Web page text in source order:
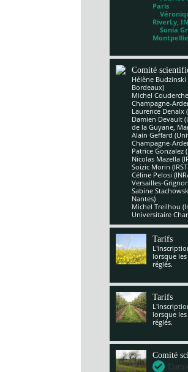
Paris
RiverLy,
Sonia
Comité
Hélène
Bordeaux)
Michel
Champagne-
Laurence Denaix
Damien Devault
de la Guyane,
Alain Geffard
Champagne-
Patrice Gonzalez
Nicolas Mazella
Soizic Morin
Céline Pelosi
Versailles-
Sabine
Nantes)
Michel Treilhou
Universitaire
Tarifs
lorsque
réglés.
Tarifs
lorsque
réglés.
Comité